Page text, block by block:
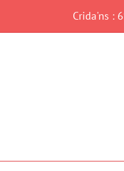
content
Crida'ns :